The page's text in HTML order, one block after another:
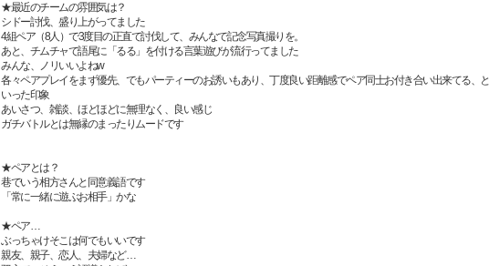
★最近のチームの雰囲気は？
シドー討伐、盛り上がってました
4組ペア（8人）で3度目の正直で討伐して、みんなで記念写真撮りを。
あと、チムチャで語尾に「るる」を付ける言葉遊びが流行ってました
みんな、ノリいいよねw
各々ペアプレイをまず優先、でもパーティーのお誘いもあり、丁度良い距離感でペア同士お付き合い出来てる、と
いった印象
あいさつ、雑談、ほどほどに無理なく、良い感じ
ガチバトルとは無縁のまったりムードです
★ペアとは？
巷でいう相方さんと同意義語です
「常に一緒に遊ぶお相手」かな
★ペア…
ぶっちゃけそこは何でもいいです
親友、親子、恋人、夫婦など…